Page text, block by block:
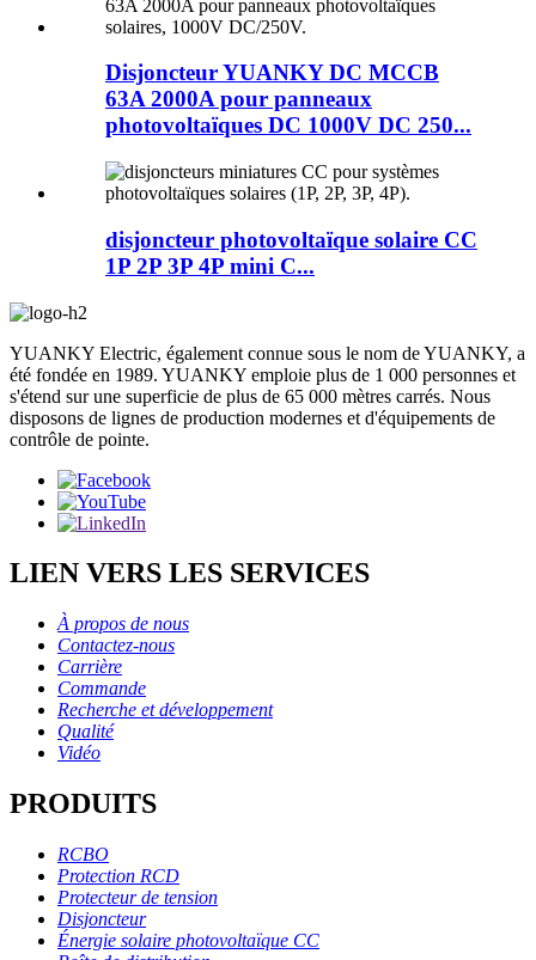
Disjoncteur YUANKY DC MCCB
63A 2000A pour panneaux
photovoltaïques DC 1000V DC 250...
disjoncteur photovoltaïque solaire CC
1P 2P 3P 4P mini C...
YUANKY Electric, également connue sous le nom de YUANKY, a
été fondée en 1989. YUANKY emploie plus de 1 000 personnes et
s'étend sur une superficie de plus de 65 000 mètres carrés. Nous
disposons de lignes de production modernes et d'équipements de
contrôle de pointe.
LIEN VERS LES SERVICES
À propos de nous
Contactez-nous
Carrière
Commande
Recherche et développement
Qualité
Vidéo
PRODUITS
RCBO
Protection RCD
Protecteur de tension
Disjoncteur
Énergie solaire photovoltaïque CC